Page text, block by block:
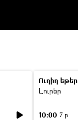
Ուղիղ եթեր
Լուրեր
10:00 7 ր